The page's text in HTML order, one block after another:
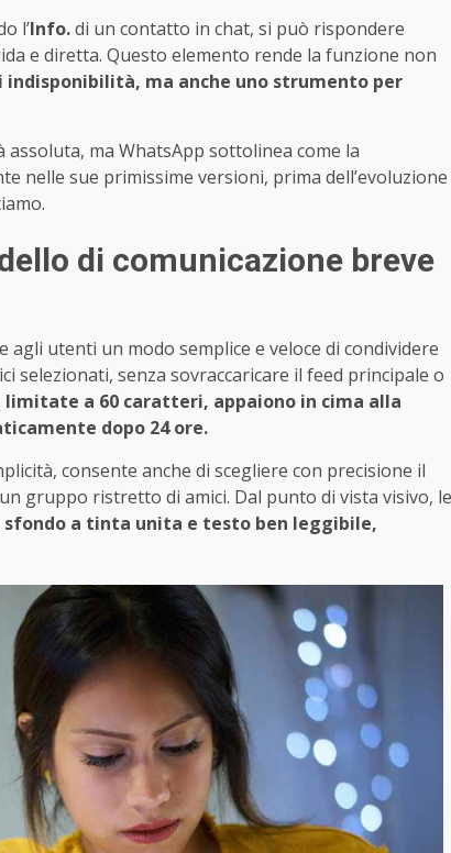
l’Info.di un contatto in chat, si può rispondere
e diretta. Questo elemento rende la funzione non
ma anche uno strumento per
ma WhatsApp sottolinea come la
nelle sue primissime versioni, prima dell’evoluzione
di comunicazione breve
utenti un modo semplice e veloce di condividere
selezionati, senza sovraccaricare il feed principale o
limitate a 60 caratteri, appaiono in cima alla
dopo 24 ore.
consente anche di scegliere con precisione il
gruppo ristretto di amici. Dal punto di vista visivo, le
a tinta unita e testo ben leggibile,